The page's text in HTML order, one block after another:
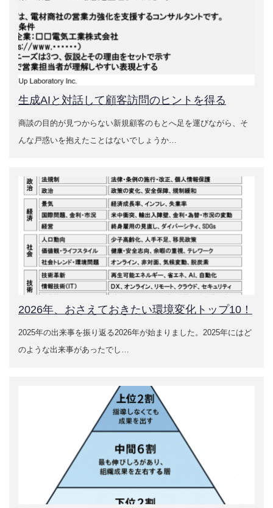
生成AIと対話して顧客訪問のヒントを得る
商談の目的が見つからない新規顧客のもとへ足を運びながら、そ
んな戸惑いを抱えたことはないでしょうか…
2026年、おさえておきたい環境変化トップ10！
2025年の出来事を振り返る2026年が始まりました。2025年にはど
のような出来事があったでし…
企業診断2025年4月号から4回連載「営業力強化支援の
進め方」
売上UPを実現するための「営業力強化の基本と手法」
企業診断 2024年7月号 営業力強化支援「よくある問
近代中小企業2023年6月号 製造業の値上げ交渉実践法
最新のセミナー
過去のセミナー
企業実務2021年12月号 ニューノーマル時代に求められ
る営業の「新規開拓術」
企業診断ニュース2021年5月号 ウィズコロナ時代の営業
力強化支援
ルタントのための営業力強化支援